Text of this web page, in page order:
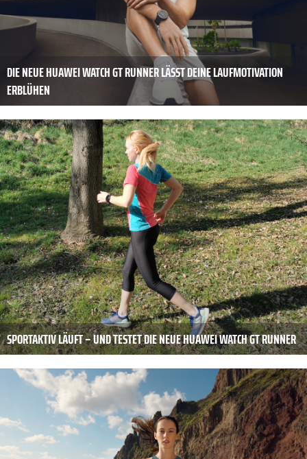
DIE NEUE HUAWEI WATCH GT RUNNER LÄSST DEINE LAUFMOTIVATION
ERBLÜHEN
SPORTAKTIV LÄUFT – UND TESTET DIE NEUE HUAWEI WATCH GT RUNNER